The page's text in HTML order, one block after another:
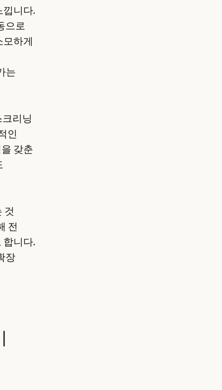
낍니다.
으로
모하게
는
리닝
인
갖춘
것
전
합니다.
장